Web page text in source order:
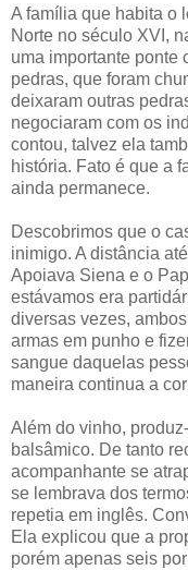
A família que habita o
Norte no século XVI,
uma importante ponte
pedras, que foram
deixaram outras
negociaram com os
contou, talvez ela
história. Fato é que a
ainda permanece.
Descobrimos que o
inimigo. A distância
Apoiava Siena e o
estávamos era
diversas vezes,
armas em punho e
sangue daquelas
maneira continua a
Além do vinho,
balsâmico. De tanto
acompanhante se
se lembrava dos
repetia em inglês.
Ela explicou que a
porém apenas seis